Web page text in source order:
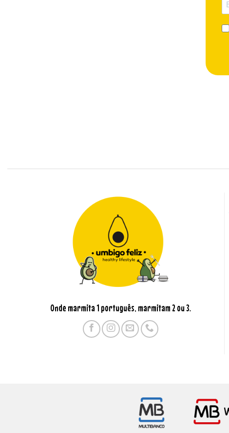
Onde marmita 1 português, marmitam 2 ou 3.